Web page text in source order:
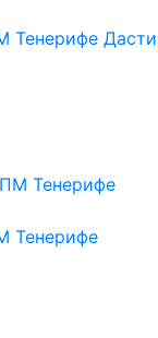
Тенерифе Дасти
Тенерифе